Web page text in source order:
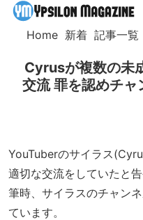
Home 新着 記事一覧
Cyrusが複数の未
交流 罪を認めチャ
YouTuberのサイラス
適切な交流をしていたと
筆時、サイラスのチャン
ています。